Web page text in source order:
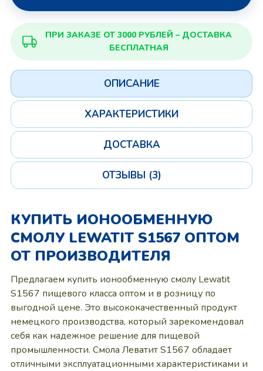
ПРИ ЗАКАЗЕ ОТ 3000 РУБЛЕЙ – ДОСТАВКА
БЕСПЛАТНАЯ
ОПИСАНИЕ
ХАРАКТЕРИСТИКИ
ДОСТАВКА
ОТЗЫВЫ (3)
КУПИТЬ ИОНООБМЕННУЮ
СМОЛУ LEWATIT S1567 ОПТОМ
ОТ ПРОИЗВОДИТЕЛЯ
Предлагаем купить ионообменную смолу Lewatit
S1567 пищевого класса оптом и в розницу по
выгодной цене. Это высококачественный продукт
немецкого производства, который зарекомендовал
себя как надежное решение для пищевой
промышленности. Смола Леватит S1567 обладает
отличными эксплуатационными характеристиками и